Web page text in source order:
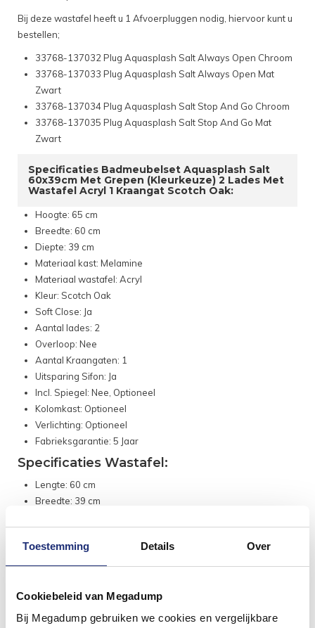
Toestemming Details Over
Cookiebeleid van Megadump
Bij Megadump gebruiken we cookies en vergelijkbare
Bij deze wastafel heeft u 1 Afvoerpluggen nodig, hiervoor kunt u
bestellen;
33768-137032 Plug Aquasplash Salt Always Open Chroom
33768-137033 Plug Aquasplash Salt Always Open Mat
Zwart
33768-137034 Plug Aquasplash Salt Stop And Go Chroom
33768-137035 Plug Aquasplash Salt Stop And Go Mat
Zwart
Specificaties Badmeubelset Aquasplash Salt
60x39cm Met Grepen (Kleurkeuze) 2 Lades Met
Wastafel Acryl 1 Kraangat Scotch Oak:
Hoogte: 65 cm
Breedte: 60 cm
Diepte: 39 cm
Materiaal kast: Melamine
Materiaal wastafel: Acryl
Kleur: Scotch Oak
Soft Close: Ja
Aantal lades: 2
Overloop: Nee
Aantal Kraangaten: 1
Uitsparing Sifon: Ja
Incl. Spiegel: Nee, Optioneel
Kolomkast: Optioneel
Verlichting: Optioneel
Fabrieksgarantie: 5 Jaar
Specificaties Wastafel:
Lengte: 60 cm
Breedte: 39 cm
Kleur: Wit
Aantal Kraangaten: 2
Aan de muur te bevestigen: Nee
Diameter afvoergat: 4,4 cm